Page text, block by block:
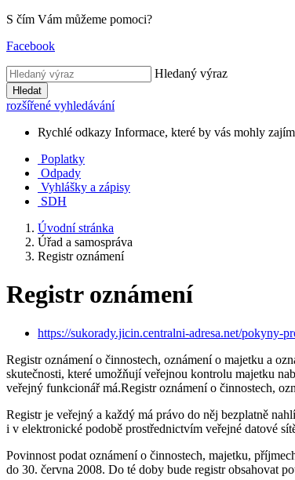
S čím Vám můžeme pomoci?
Facebook
Hledaný výraz
Hledat
rozšířené vyhledávání
Rychlé odkazy Informace, které by vás mohly
Poplatky
Odpady
Vyhlášky a zápisy
SDH
Úvodní stránka
Úřad a samospráva
Registr oznámení
Registr oznámení
https://sukorady.jicin.centralni-adresa.net/pokyny-
Registr oznámení o činnostech, oznámení o majetku a
skutečnosti, které umožňují veřejnou kontrolu majetku
veřejný funkcionář má.Registr oznámení o činnostech,
Registr je veřejný a každý má právo do něj bezplatně
i v elektronické podobě prostřednictvím veřejné datové
Povinnost podat oznámení o činnostech, majetku,
do 30. června 2008. Do té doby bude registr obsahovat